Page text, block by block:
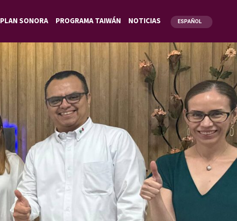
PLAN SONORA PROGRAMA TAIWÁN NOTICIAS ESPAÑOL
ENGLISH